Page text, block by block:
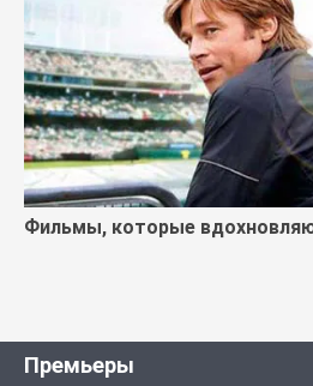
Фильмы, которые
Премьеры